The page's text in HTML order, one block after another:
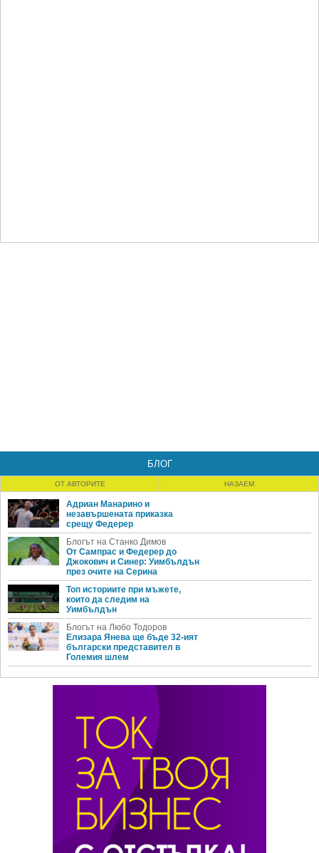
БЛОГ
ОТ АВТОРИТЕ НАЗАЕМ
Адриан Манарино и
незавършената приказка
срещу Федерер
Блогът на Станко Димов
От Сампрас и Федерер до
Джокович и Синер: Уимбълдън
през очите на Серина
Топ историите при мъжете,
които да следим на
Уимбълдън
Блогът на Любо Тодоров
Елизара Янева ще бъде 32-ият
български представител в
Големия шлем